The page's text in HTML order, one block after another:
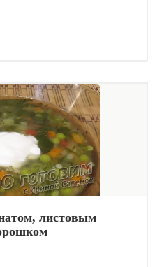
листовым